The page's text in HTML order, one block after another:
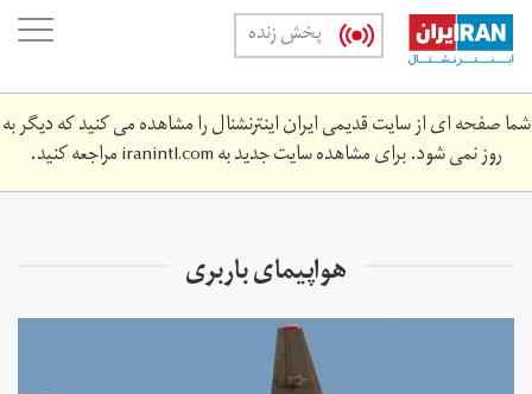
Skip
main
content
پخش زنده
شما صفحه ای از سایت قدیمی ایران اینترنشنال را مشاهده می کنید که دیگر به
روز نمی شود. برای مشاهده سایت جدید بهiranintl.comمراجعه کنید.
هواپیمای باربری